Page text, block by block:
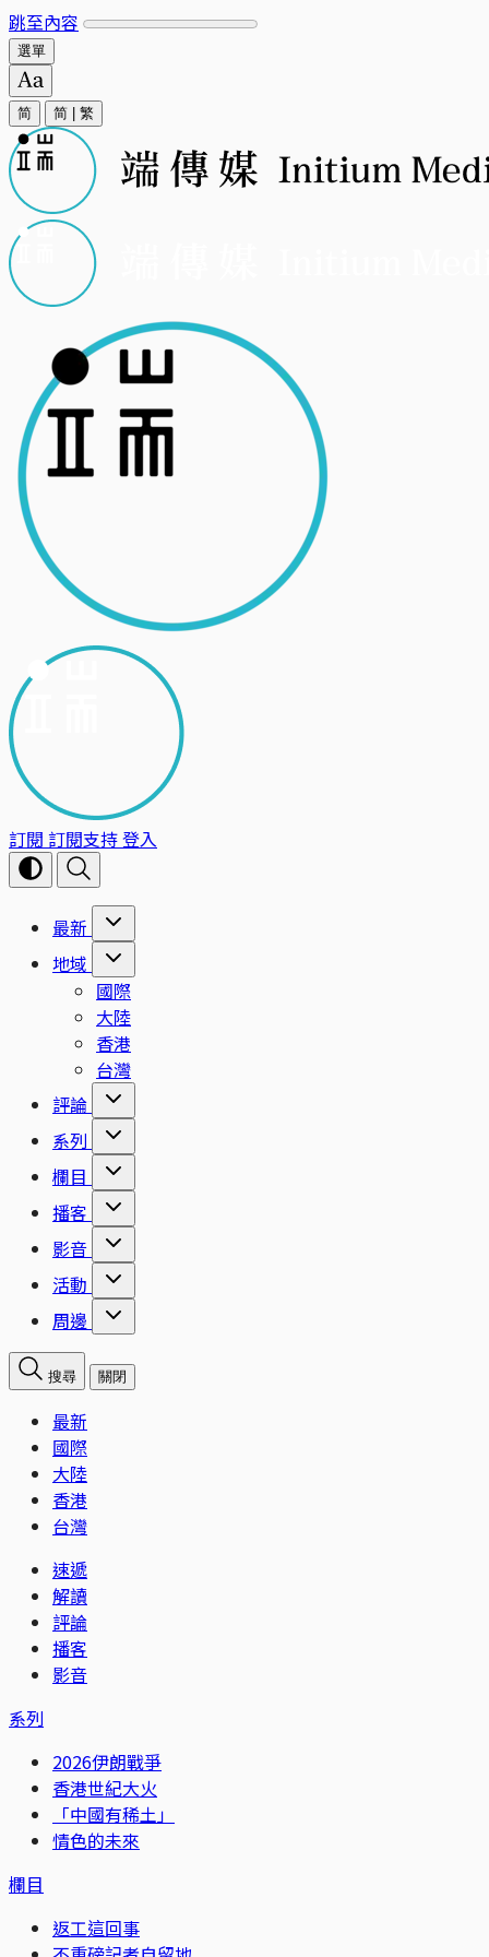
跳至內容
選單
简 简 繁
訂閱 訂閱支持登入
最新
地域
國際
大陸
香港
台灣
評論
系列
欄目
播客
影音
活動
周邊
搜尋 關閉
最新
國際
大陸
香港
台灣
速遞
解讀
評論
播客
影音
系列
2026伊朗戰爭
香港世紀大火
「中國有稀土」
情色的未來
欄目
返工這回事